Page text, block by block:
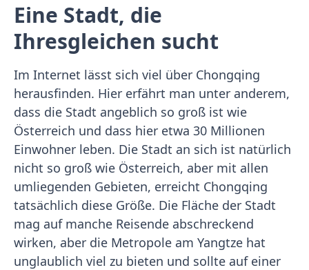
Eine Stadt, die
Ihresgleichen sucht
Im Internet lässt sich viel über Chongqing
herausfinden. Hier erfährt man unter anderem,
dass die Stadt angeblich so groß ist wie
Österreich und dass hier etwa 30 Millionen
Einwohner leben. Die Stadt an sich ist natürlich
nicht so groß wie Österreich, aber mit allen
umliegenden Gebieten, erreicht Chongqing
tatsächlich diese Größe. Die Fläche der Stadt
mag auf manche Reisende abschreckend
wirken, aber die Metropole am Yangtze hat
unglaublich viel zu bieten und sollte auf einer